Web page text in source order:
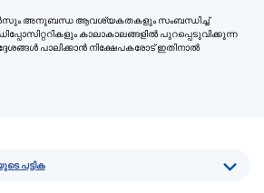
അനുബന്ധ ആവശ്യകതകളും സംബന്ധിച്ച്
കാലാകാലങ്ങളിൽ പുറപ്പെടുവിക്കുന്ന
പാലിക്കാൻ നിക്ഷേപകരോട് ഇതിനാൽ
പട്ടിക